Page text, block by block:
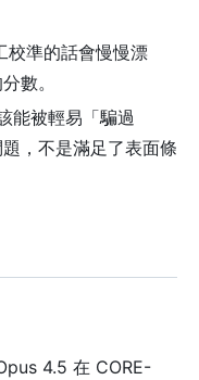
準的話會慢慢漂
數。
能被輕易「騙過
，不是滿足了表面條
4.5 在 CORE-